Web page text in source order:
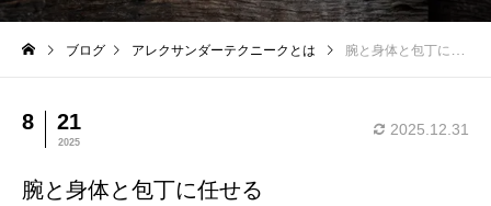
ブログ アレクサンダーテクニークとは 腕と身体と包丁に任せる
8 21
2025
2025.12.31
腕と身体と包丁に任せる